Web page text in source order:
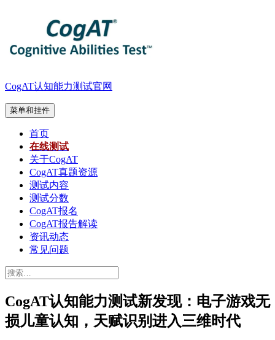
容
CogAT认知能力测试官网
菜单和挂件
首页
在线测试
关于CogAT
CogAT真题资源
测试内容
测试分数
CogAT报名
CogAT报告解读
资讯动态
常见问题
搜
CogAT认知能力测试新发现：电子游戏无
损儿童认知，天赋识别进入三维时代